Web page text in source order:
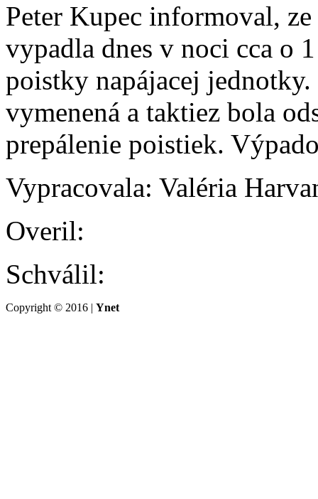
Peter Kupec informoval,
vypadla dnes v noci cca o
poistky napájacej
vymenená a taktiez bola
prepálenie poistiek.
Vypracovala: Valéria
Overil:
Schválil:
Copyright © 2016 | Ynet